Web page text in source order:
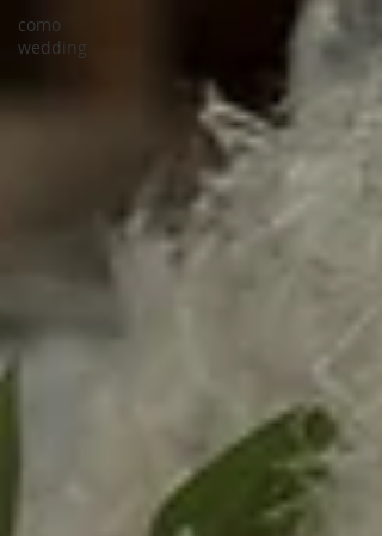
como
wedding